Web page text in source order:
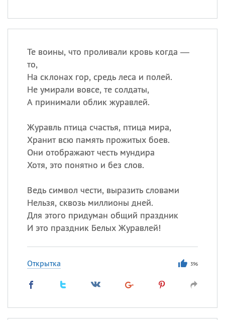
Те воины, что проливали кровь когда —
то,
На склонах гор, средь леса и полей.
Не умирали вовсе, те солдаты,
А принимали облик журавлей.
Журавль птица счастья, птица мира,
Хранит всю память прожитых боев.
Они отображают честь мундира
Хотя, это понятно и без слов.
Ведь символ чести, выразить словами
Нельзя, сквозь миллионы дней.
Для этого придуман общий праздник
И это праздник Белых Журавлей!
Открытка 396